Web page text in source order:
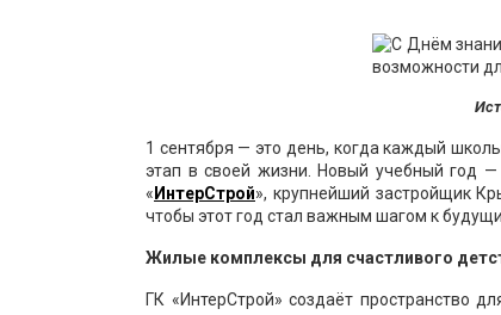
1 сентября — это день, когда каждый
этап в своей жизни. Новый учебный год —
« ИнтерСтрой», крупнейший застройщик
чтобы этот год стал важным шагом к
Жилые комплексы для счастливого
ГК «ИнтерСтрой» создаёт пространство